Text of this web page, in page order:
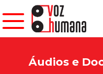
Áudios e